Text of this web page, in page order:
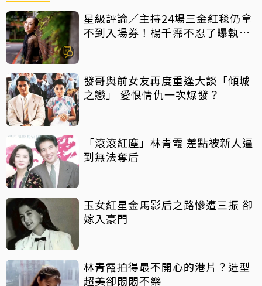
星級評論／主持24場三金紅毯仍拿
不到入場券！楊千霈不忍了曝執委
發哥與前女友再度重逢大談「傾城
之戀」 愛恨情仇一次爆發？
「滾滾紅塵」林青霞 差點被新人逼
到無法奪后
玉女紅星金馬影后之路慘遭三振 卻
嫁入豪門
林青霞拍得最不開心的港片？造型
超美卻悶悶不樂